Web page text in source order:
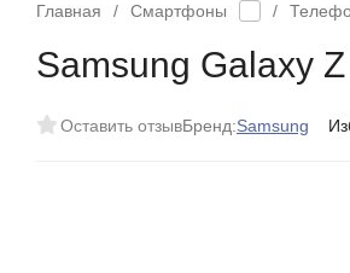
Главная / Смартфоны /
Samsung Galaxy
Оставить отзывБренд:Samsung